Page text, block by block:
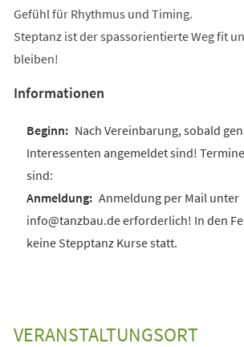
Gefühl für Rhythmus und Timing.
Steptanz ist der spassorientierte Weg fit
bleiben!
Informationen
Nach Vereinbarung, sobald
Interessenten angemeldet sind!
sind:
Anmeldung per Mail unter
info@tanzbau.de erforderlich! In den
keine Stepptanz Kurse statt.
VERANSTALTUNGSORT